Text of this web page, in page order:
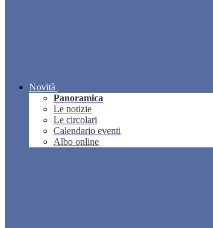
Novità
Panoramica
Le notizie
Le circolari
Calendario eventi
Albo online